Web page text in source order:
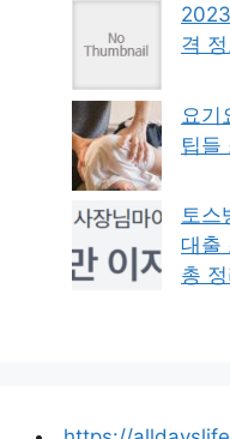
격
요기
팁들
토스
대출
총 정